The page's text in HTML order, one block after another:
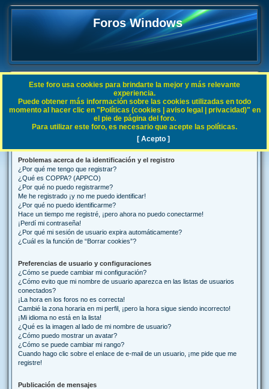
Foros Windows
FAQ
Índice general Preguntas Frecuentes
B
Preguntas Frecuentes
Problemas acerca de la identificación y el registro
¿Por qué me tengo que registrar?
¿Qué es COPPA? (APPCO)
¿Por qué no puedo registrarme?
Me he registrado ¡y no me puedo identificar!
¿Por qué no puedo identificarme?
Hace un tiempo me registré, ¡pero ahora no puedo conectarme!
¡Perdí mi contraseña!
¿Por qué mi sesión de usuario expira automáticamente?
¿Cuál es la función de “Borrar cookies”?
Preferencias de usuario y configuraciones
¿Cómo se puede cambiar mi configuración?
¿Cómo evito que mi nombre de usuario aparezca en las listas de usuarios
conectados?
¡La hora en los foros no es correcta!
Cambié la zona horaria en mi perfil, ¡pero la hora sigue siendo incorrecto!
¡Mi idioma no está en la lista!
¿Qué es la imagen al lado de mi nombre de usuario?
¿Cómo puedo mostrar un avatar?
¿Cómo se puede cambiar mi rango?
Cuando hago clic sobre el enlace de e-mail de un usuario, ¡me pide que me
registre!
Publicación de mensajes
Este foro usa cookies para brindarte la mejor y más relevante
experiencia.
Puede obtener más información sobre las cookies utilizadas en todo
momento al hacer clic en "Políticas (cookies | aviso legal | privacidad)" en
el pie de página del foro.
Para utilizar este foro, es necesario que acepte las políticas.
[ Acepto ]